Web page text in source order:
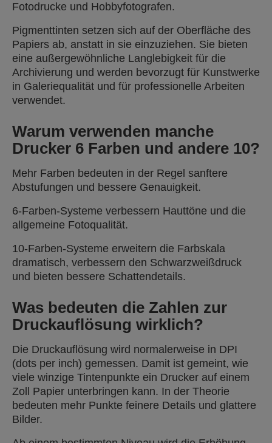
Fotodrucke und Hobbyfotografen.
Pigmenttinten setzen sich auf der Oberfläche des
Papiers ab, anstatt in sie einzuziehen. Sie bieten
eine außergewöhnliche Langlebigkeit für die
Archivierung und werden bevorzugt für Kunstwerke
in Galeriequalität und für professionelle Arbeiten
verwendet.
Warum verwenden manche
Drucker 6 Farben und andere 10?
Mehr Farben bedeuten in der Regel sanftere
Abstufungen und bessere Genauigkeit.
6-Farben-Systeme verbessern Hauttöne und die
allgemeine Fotoqualität.
10-Farben-Systeme erweitern die Farbskala
dramatisch, verbessern den Schwarzweißdruck
und bieten bessere Schattendetails.
Was bedeuten die Zahlen zur
Druckauflösung wirklich?
Die Druckauflösung wird normalerweise in DPI
(dots per inch) gemessen. Damit ist gemeint, wie
viele winzige Tintenpunkte ein Drucker auf einem
Zoll Papier unterbringen kann. In der Theorie
bedeuten mehr Punkte feinere Details und glattere
Bilder.